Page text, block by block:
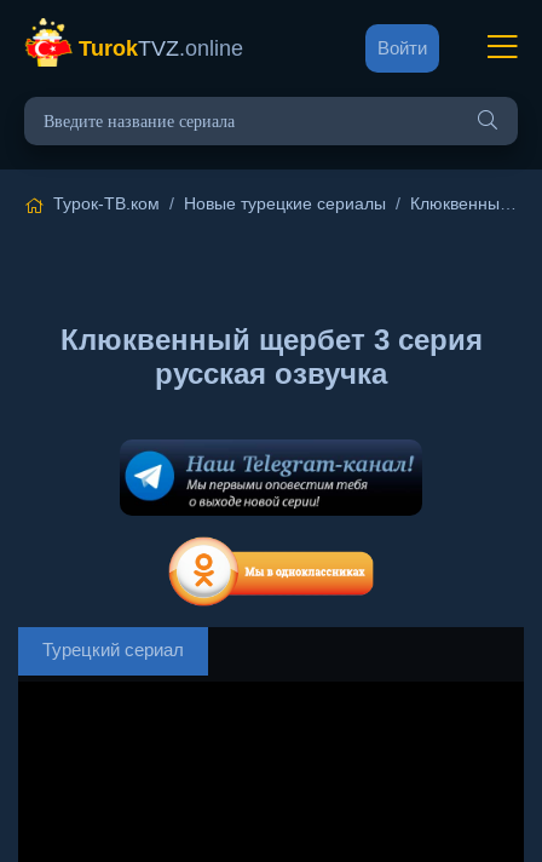
TurokTVZ.online Войти
Турок-ТВ.ком / Новые турецкие сериалы / Клюквенный щербет
Клюквенный щербет 3 серия
русская озвучка
Турецкий сериал